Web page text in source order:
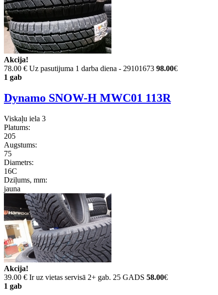
Akcija!
78.00 € Uz pasutijuma 1 darba diena - 29101673 98.00€
1 gab
Dynamo SNOW-H MWC01 113R
Viskaļu iela 3
Platums:
205
Augstums:
75
Diametrs:
16C
Dziļums, mm:
jauna
Akcija!
39.00 € Ir uz vietas servisā 2+ gab. 25 GADS 58.00€
1 gab